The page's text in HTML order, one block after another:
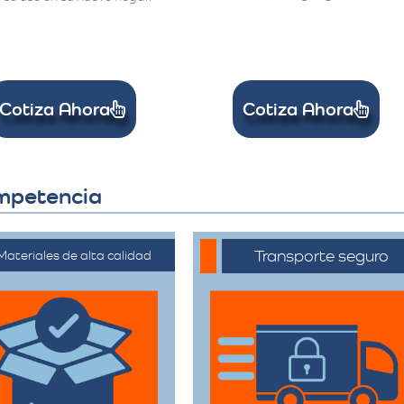
Cotiza Ahora Cotiza Ahora
de alta calidad
de primera
categoría para
que todas
sus pertenencias
Transporte seguro
tecnología avanzada
para asegurar que
cada artículo llegue en